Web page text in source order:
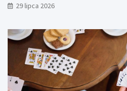
29 lipca 2026